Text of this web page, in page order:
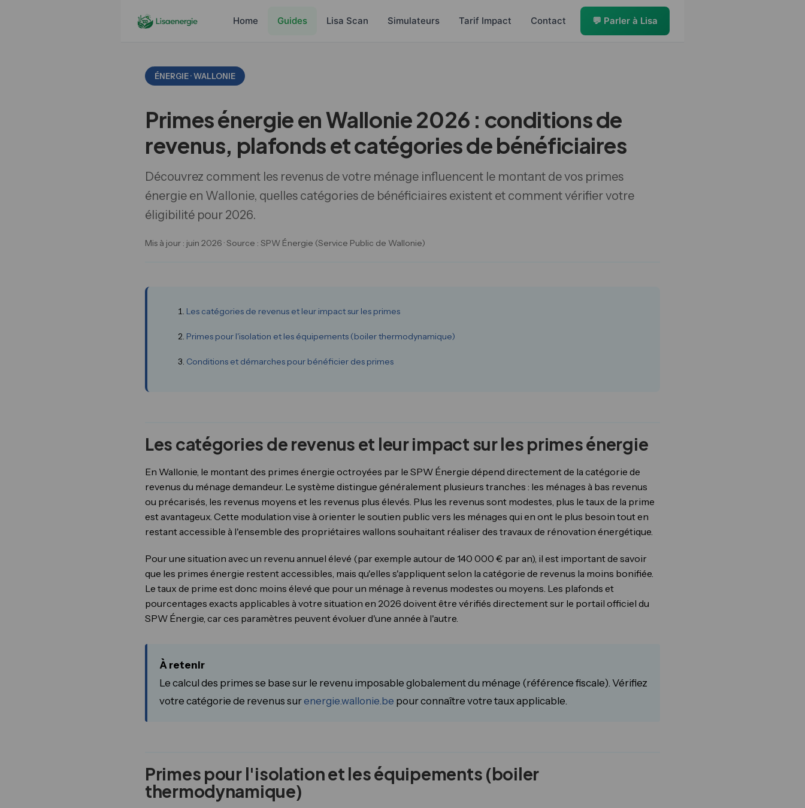
Home Guides Lisa Scan Simulateurs Tarif Impact Contact 💬 Parler à Lisa
ÉNERGIE · WALLONIE
Primes énergie en Wallonie 2026 : conditions de
revenus, plafonds et catégories de bénéficiaires
Découvrez comment les revenus de votre ménage influencent le montant de vos primes
énergie en Wallonie, quelles catégories de bénéficiaires existent et comment vérifier votre
éligibilité pour 2026.
Mis à jour : juin 2026 · Source : SPW Énergie (Service Public de Wallonie)
Les catégories de revenus et leur impact sur les primes
Primes pour l'isolation et les équipements (boiler thermodynamique)
Conditions et démarches pour bénéficier des primes
Les catégories de revenus et leur impact sur les primes énergie
En Wallonie, le montant des primes énergie octroyées par le SPW Énergie dépend directement de la catégorie de
revenus du ménage demandeur. Le système distingue généralement plusieurs tranches : les ménages à bas revenus
ou précarisés, les revenus moyens et les revenus plus élevés. Plus les revenus sont modestes, plus le taux de la prime
est avantageux. Cette modulation vise à orienter le soutien public vers les ménages qui en ont le plus besoin tout en
restant accessible à l'ensemble des propriétaires wallons souhaitant réaliser des travaux de rénovation énergétique.
Pour une situation avec un revenu annuel élevé (par exemple autour de 140 000 € par an), il est important de savoir
que les primes énergie restent accessibles, mais qu'elles s'appliquent selon la catégorie de revenus la moins bonifiée.
Le taux de prime est donc moins élevé que pour un ménage à revenus modestes ou moyens. Les plafonds et
pourcentages exacts applicables à votre situation en 2026 doivent être vérifiés directement sur le portail officiel du
SPW Énergie, car ces paramètres peuvent évoluer d'une année à l'autre.
À retenir
Le calcul des primes se base sur le revenu imposable globalement du ménage (référence fiscale). Vérifiez
votre catégorie de revenus surenergie.wallonie.be pour connaître votre taux applicable.
Primes pour l'isolation et les équipements (boiler
thermodynamique)